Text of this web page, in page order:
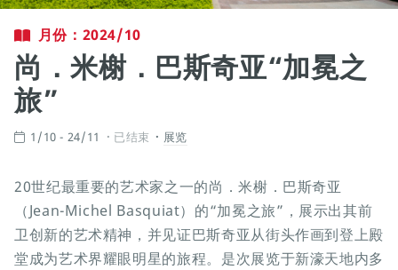
月份：2024/10
尚．米榭．巴斯奇亚“加冕之
旅”
1/10 - 24/11 已结束 展览
20世纪最重要的艺术家之一的尚．米榭．巴斯奇亚
（Jean-Michel Basquiat）的“加冕之旅”，展示出其前
卫创新的艺术精神，并见证巴斯奇亚从街头作画到登上殿
堂成为艺术界耀眼明星的旅程。是次展览于新濠天地内多